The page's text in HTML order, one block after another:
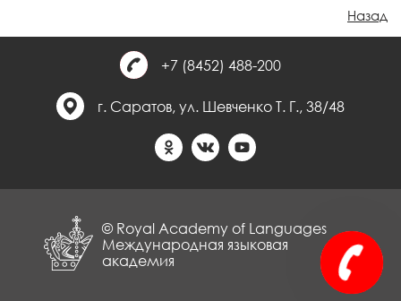
Назад
+7 (8452) 488-200
г. Саратов, ул. Шевченко Т. Г., 38/48
© Royal Academy of Languages
Международная языковая
академия